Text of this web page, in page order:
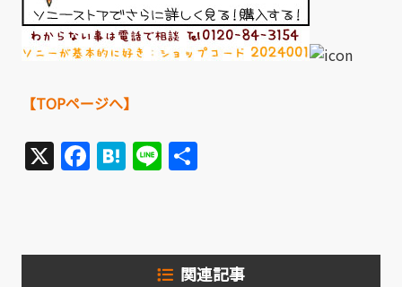
【TOPページへ】
X Facebook
Hatena
Line
関連記事